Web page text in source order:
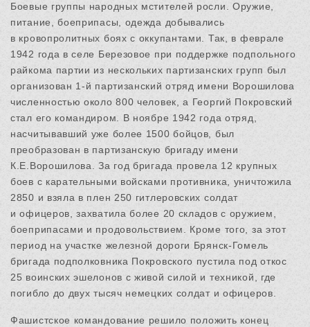
Боевые группы народных мстителей росли. Оружие,
питание, боеприпасы, одежда добывались
в кровопролитных боях с оккупантами. Так, в феврале
1942 года в селе Березовое при поддержке подпольного
райкома партии из нескольких партизанских групп был
организован 1-й партизанский отряд имени Ворошилова
численностью около 800 человек, а Георгий Покровский
стал его командиром. В ноябре 1942 года отряд,
насчитывавший уже более 1500 бойцов, был
преобразован в партизанскую бригаду имени
К.Е.Ворошилова. За год бригада провела 12 крупных
боев с карательными войсками противника, уничтожила
2850 и взяла в плен 250 гитлеровских солдат
и офицеров, захватила более 20 складов с оружием,
боеприпасами и продовольствием. Кроме того, за этот
период на участке железной дороги Брянск-Гомель
бригада подполковника Покровского пустила под откос
25 воинских эшелонов с живой силой и техникой, где
погибло до двух тысяч немецких солдат и офицеров.
Фашистское командование решило положить конец